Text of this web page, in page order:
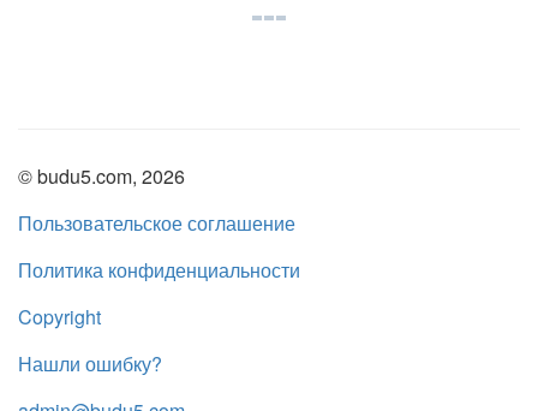
© budu5.com, 2026
Пользовательское соглашение
Политика конфиденциальности
Copyright
Нашли ошибку?